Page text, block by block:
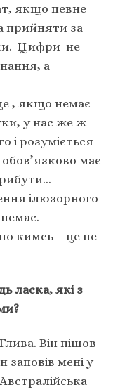
якщо певне
прийняти за
Цифри не
а
, якщо немає
у нас же ж
і розуміється
має
ілюзорного
кимсь – це не
ласка, які з
Він пішов
заповів мені у